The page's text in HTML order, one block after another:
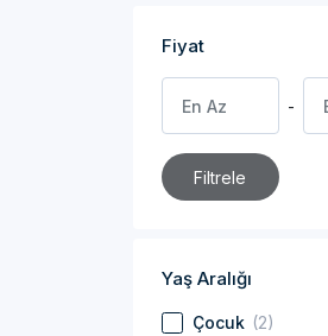
Fiyat
Filtrele
Yaş Aralığı
Çocuk (2)